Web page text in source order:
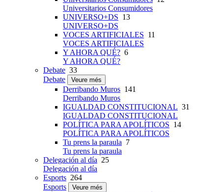
Universitarios Consumidores
UNIVERSO+DS 13
UNIVERSO+DS
VOCES ARTIFICIALES 11
VOCES ARTIFICIALES
Y AHORA QUÉ? 6
Y AHORA QUÉ?
Debate 33
Debate
Veure més
Derribando Muros 141
Derribando Muros
IGUALDAD CONSTITUCIONAL 31
IGUALDAD CONSTITUCIONAL
POLÍTICA PARA APOLÍTICOS 14
POLÍTICA PARA APOLÍTICOS
Tu prens la paraula 7
Tu prens la paraula
Delegación al día 25
Delegación al día
Esports 264
Esports
Veure més